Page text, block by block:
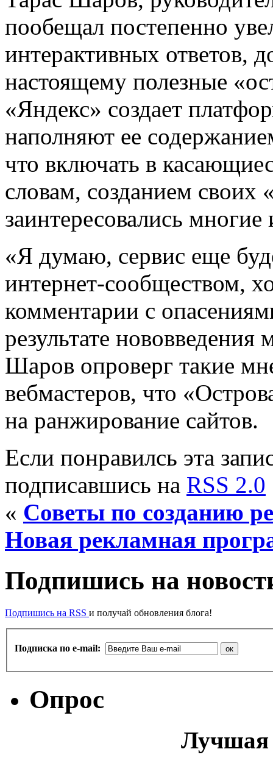
пообещал постепенно
интерактивных ответов,
настоящему полезные
«Яндекс» создает
наполняют ее
что включать в
словам, созданием своих
заинтересовались
«Я думаю, сервис еще
интернет-сообществом,
комментарии с
результате
Шаров опроверг такие
вебмастеров, что
на ранжирование сайтов.
Если понравилсь эта
подписавшись на RSS 2.0
« Советы по созданию
Новая рекламная
Подпишись на
Подпишись на RSS и получай обновления блога!
Подписка по e-mail:
Опрос
Лучшая